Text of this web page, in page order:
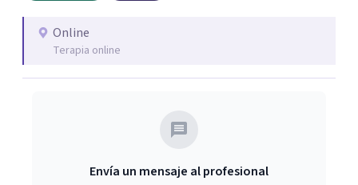
proceso psicoterapéutico. Te acompaño a explorar tu
mundo interno para comprender mejor tu historia, darle
sentido a tu experiencia y construir nuevas formas de
Online
Terapia online
Envía un mensaje al profesional